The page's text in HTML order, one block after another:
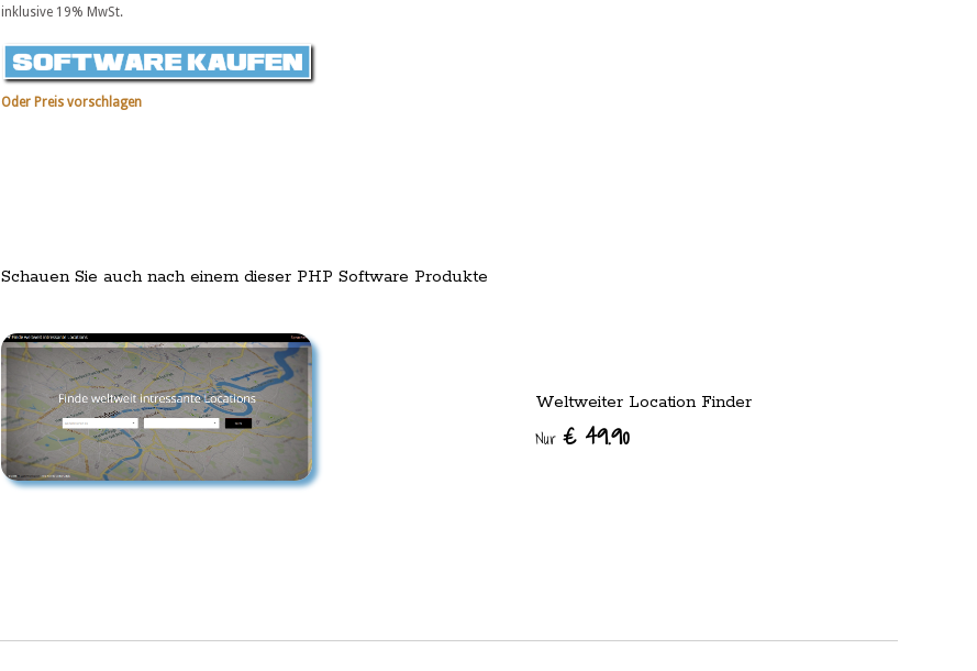
inklusive 19% MwSt.
Oder Preis vorschlagen
Schauen Sie auch nach einem dieser PHP Software Produkte
Weltweiter Location Finder
Nur € 49.90